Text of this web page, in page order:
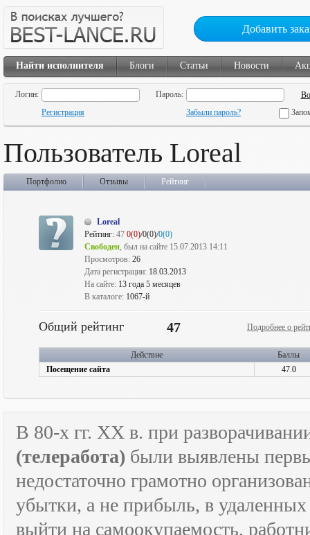
Добавить
Найти исполнителя Блоги Статьи Новости
Логин:
Пароль:
Регистрация
Забыли пароль?
Пользователь Loreal
Портфолио Отзывы Рейтинг
Loreal
Рейтинг: 47 0(0)/0(0)/0(0)
Свободен, был на сайте 15.07.2013 14:11
Просмотров: 26
Дата регистрации: 18.03.2013
На сайте: 13 года 5 месяцев
В каталоге: 1067-й
Общий рейтинг 47 Подробнее о
Действие
Баллы
Посещение сайта
47.0
В 80-х гг. XX в. при
(телеработа) были выявлены
недостаточно грамотно
убытки, а не прибыль, в удаленных
выйти на самоокупаемость,